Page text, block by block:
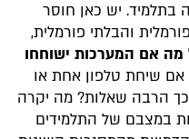
בתלמיד. יש כאן חוסר
והבלתי פורמלית,
מה אם המערכות ישוחחו
שיחת טלפון אחת או
כך הרבה שאלות? מה יקרה
במצבם של התלמידים